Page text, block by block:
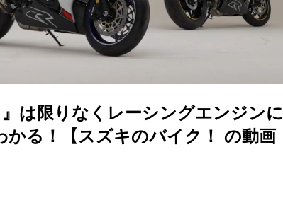
は限りなくレーシングエンジンに
る！【スズキのバイク！ の動画